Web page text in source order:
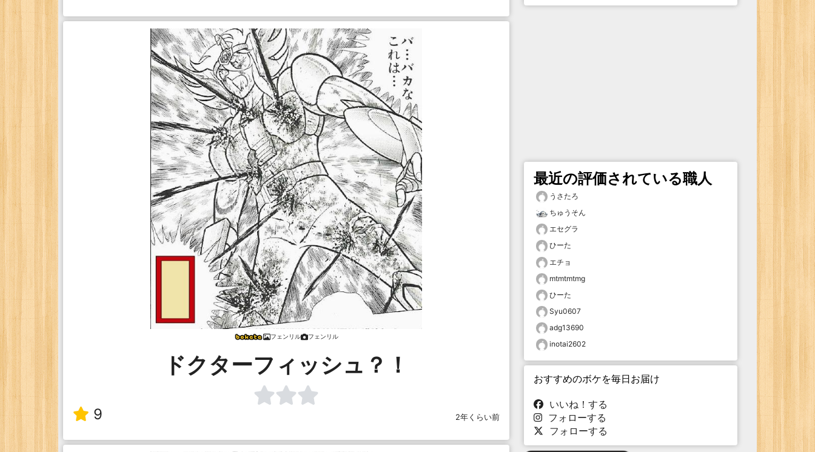
フェンリル フェンリル
ドクターフィッシュ？！
9 2年くらい前
最近の評価されている職人
うさたろ
ちゅうそん
エセグラ
ひーた
エチョ
mtmtmtmg
ひーた
Syu0607
adg13690
inotai2602
おすすめのボケを毎日お届け
いいね！する
フォローする
フォローする